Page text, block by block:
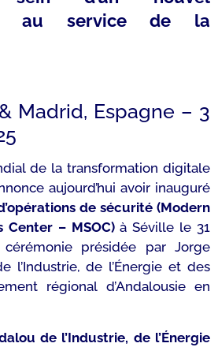
au service de la
Madrid, Espagne – 3
de la transformation digitale
aujourd’hui avoir inauguré
de sécurité (Modern
Center – MSOC)à Séville le 31
présidée par Jorge
l’Industrie, de l’Énergie et des
régional d’Andalousie en
de l’Industrie, de l’Énergie